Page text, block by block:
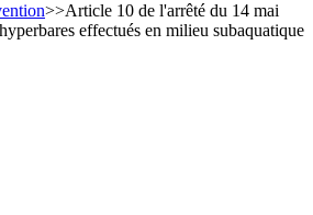
>>Article 10 de l'arrêté du 14 mai
effectués en milieu subaquatique